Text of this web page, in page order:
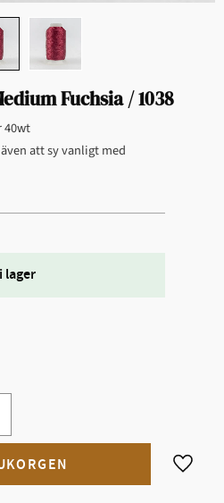
Fuchsia / 1038
40wt
att sy vanligt med
Lägg
lager